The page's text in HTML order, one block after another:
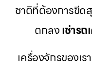
ชาติที่ต้องการขีด
ตกลงเช่าร
เครื่องจักรของเ